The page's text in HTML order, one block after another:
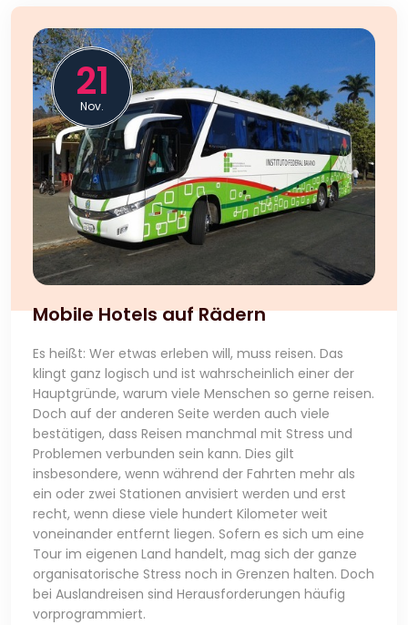
21
Nov.
Mobile Hotels auf Rädern
Es heißt: Wer etwas erleben will, muss reisen. Das
klingt ganz logisch und ist wahrscheinlich einer der
Hauptgründe, warum viele Menschen so gerne reisen.
Doch auf der anderen Seite werden auch viele
bestätigen, dass Reisen manchmal mit Stress und
Problemen verbunden sein kann. Dies gilt
insbesondere, wenn während der Fahrten mehr als
ein oder zwei Stationen anvisiert werden und erst
recht, wenn diese viele hundert Kilometer weit
voneinander entfernt liegen. Sofern es sich um eine
Tour im eigenen Land handelt, mag sich der ganze
organisatorische Stress noch in Grenzen halten. Doch
bei Auslandreisen sind Herausforderungen häufig
vorprogrammiert.